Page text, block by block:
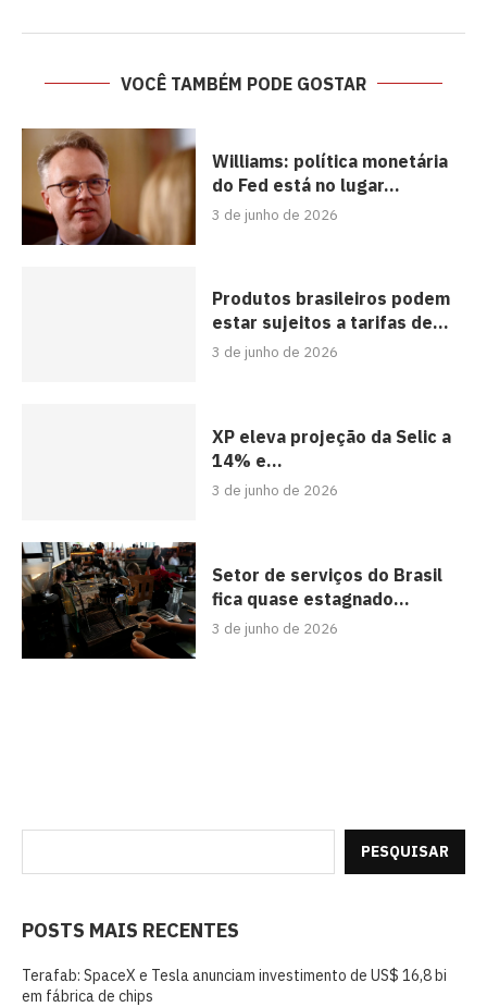
VOCÊ TAMBÉM PODE GOSTAR
Williams: política monetária
do Fed está no lugar...
3 de junho de 2026
Produtos brasileiros podem
estar sujeitos a tarifas de...
3 de junho de 2026
XP eleva projeção da Selic a
14% e...
3 de junho de 2026
Setor de serviços do Brasil
fica quase estagnado...
3 de junho de 2026
PESQUISAR
POSTS MAIS RECENTES
Terafab: SpaceX e Tesla anunciam investimento de US$ 16,8 bi
em fábrica de chips